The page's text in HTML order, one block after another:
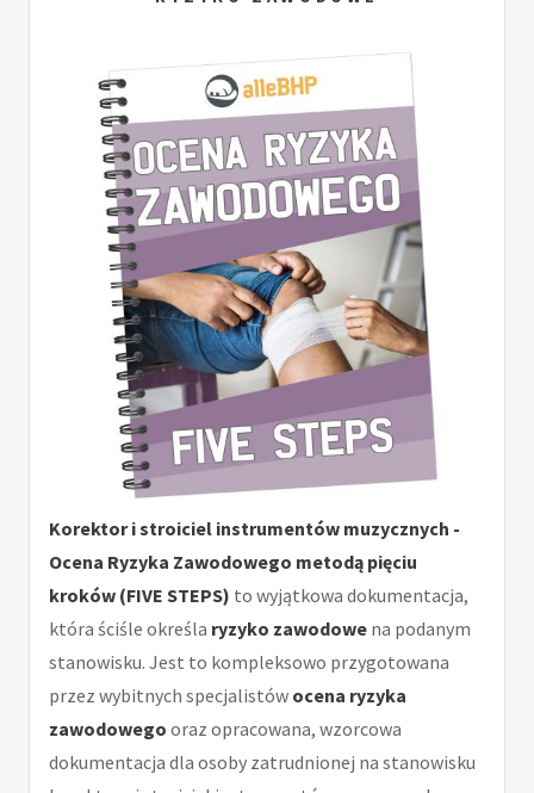
Korektor i stroiciel instrumentów muzycznych -
Ocena Ryzyka Zawodowego metodą pięciu
kroków (FIVE STEPS) to wyjątkowa dokumentacja,
która ściśle określa ryzyko zawodowe na podanym
stanowisku. Jest to kompleksowo przygotowana
przez wybitnych specjalistów ocena ryzyka
zawodowego oraz opracowana, wzorcowa
dokumentacja dla osoby zatrudnionej na stanowisku